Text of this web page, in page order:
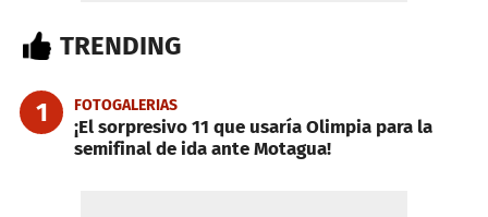
TRENDING
1 FOTOGALERIAS
¡El sorpresivo 11 que usaría Olimpia para la
semifinal de ida ante Motagua!